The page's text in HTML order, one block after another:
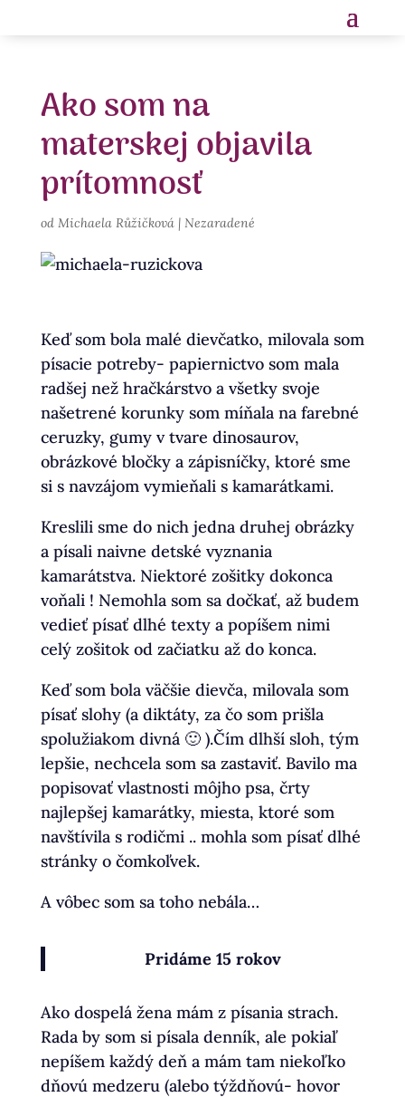
Ako som na
materskej objavila
prítomnosť
od Michaela Růžičková| Nezaradené
Keď som bola malé dievčatko, milovala som
písacie potreby- papiernictvo som mala
radšej než hračkárstvo a všetky svoje
našetrené korunky som míňala na farebné
ceruzky, gumy v tvare dinosaurov,
obrázkové bločky a zápisníčky, ktoré sme
si s navzájom vymieňali s kamarátkami.
Kreslili sme do nich jedna druhej obrázky
a písali naivne detské vyznania
kamarátstva. Niektoré zošitky dokonca
voňali ! Nemohla som sa dočkať, až budem
vedieť písať dlhé texty a popíšem nimi
celý zošitok od začiatku až do konca.
Keď som bola väčšie dievča, milovala som
písať slohy (a diktáty, za čo som prišla
spolužiakom divná 🙂 ).Čím dlhší sloh, tým
lepšie, nechcela som sa zastaviť. Bavilo ma
popisovať vlastnosti môjho psa, črty
najlepšej kamarátky, miesta, ktoré som
navštívila s rodičmi .. mohla som písať dlhé
stránky o čomkoľvek.
A vôbec som sa toho nebála…
Pridáme 15 rokov
Ako dospelá žena mám z písania strach.
Rada by som si písala denník, ale pokiaľ
nepíšem každý deň a mám tam niekoľko
dňovú medzeru (alebo týždňovú- hovor